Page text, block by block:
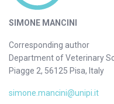
SIMONE MANCINI
Corresponding author
Department of Veterinary
Piagge 2, 56125 Pisa, Italy
simone.mancini@unipi.it